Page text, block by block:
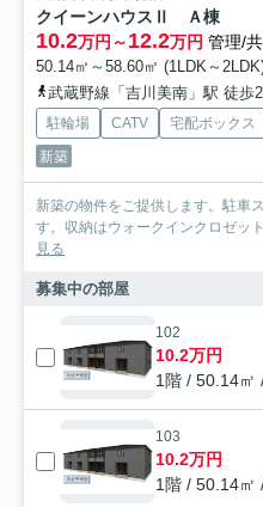
クイーンハウスⅡ Ａ棟
10.2万円～12.2万円 管理/
50.14㎡～58.60㎡ (1LDK～
武蔵野線「吉川美南」駅 徒歩
駐輪場 CATV 宅配ボックス
新築
新築の物件をご提供します。駐車
す。収納はウォークインクロゼッ
見る
募集中の部屋
102
10.2万円
1階 / 50.14㎡
103
10.2万円
1階 / 50.14㎡